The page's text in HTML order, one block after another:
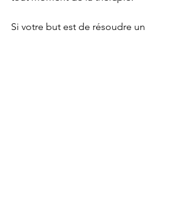
Si votre but est de résoudre un